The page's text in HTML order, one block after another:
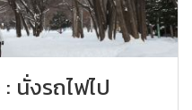
นั่งรถไฟไป